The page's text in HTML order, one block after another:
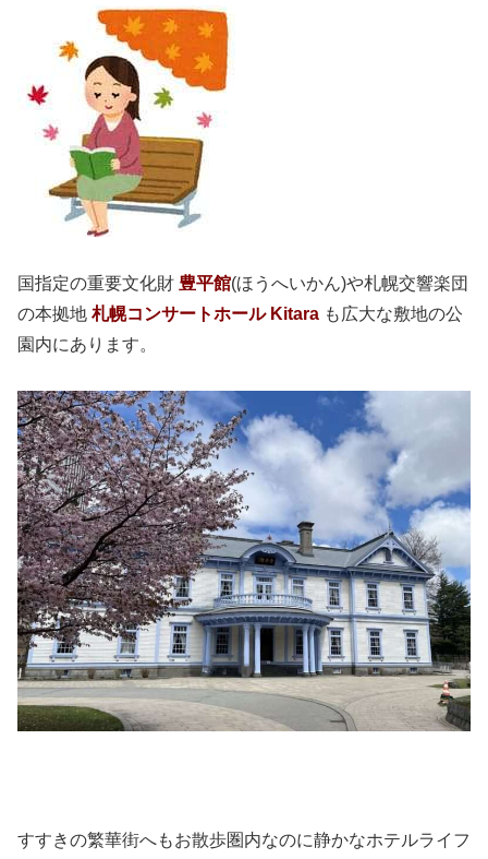
国指定の重要文化財 豊平館(ほうへいかん)や札幌交響楽団
の本拠地 札幌コンサートホール Kitara も広大な敷地の公
園内にあります。
すすきの繁華街へもお散歩圏内なのに静かなホテルライフ